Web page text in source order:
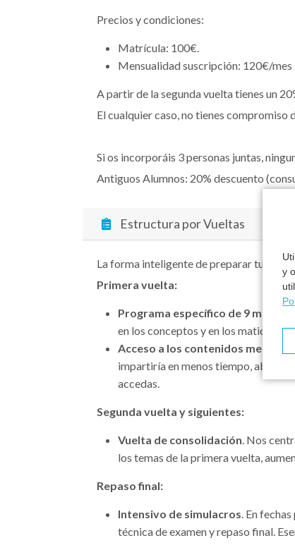
y
Precios y condiciones:
Matrícula: 100€.
Mensualidad suscripción: 120€/mes
A partir de la segunda vuelta tienes un
El cualquier caso, no tienes compromiso
Si os incorporáis 3 personas juntas,
Antiguos Alumnos: 20% descuento
Estructura por Vueltas
La forma inteligente de preparar tu
Primera vuelta:
Programa específico de 9 meses
en los conceptos y en los matices de
Acceso a los contenidos mes a mes
impartiría en menos tiempo,
accedas.
Segunda vuelta y siguientes:
Vuelta de consolidación. Nos
los temas de la primera vuelta,
Repaso final:
Intensivo de simulacros. En
técnica de examen y repaso final.